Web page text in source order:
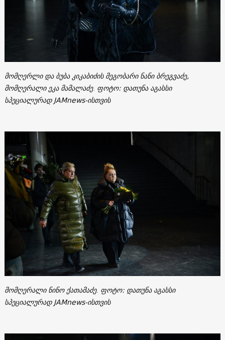
მომღერლი და ბუბა კიკაბიძის მეგობარი ნანი ბრეგვაძე,
მომღერალი ეკა მამალაძე. ფოტო: დათუნა აგასსი
სპეციალურად JAMnews-ისთვის
მომღერალი ნინო ქათამაძე. ფოტო: დათუნა აგასსი
სპეციალურად JAMnews-ისთვის